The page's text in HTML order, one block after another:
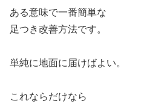
ある意味で一番簡単な
足つき改善方法です。
単純に地面に届けばよい。
これならだけなら